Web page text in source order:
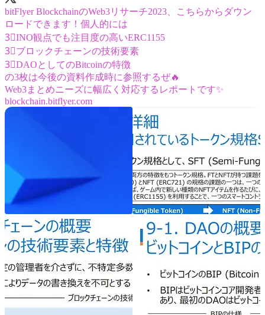
bitFlyer BlockchainのWeb3リサーチ2023、こちらからダウン
ロードできます！個人的には
3⃣INO観点でも注目度の高いERC1155
3⃣ブロックチェーンの技術要素
3⃣DAOとしてのBitcoinの特徴
の3枚は今後の資料作成時に参照するぜ🔥
blockchain.bitflyer.com